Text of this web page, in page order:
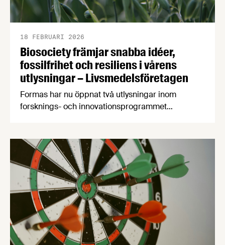
Biosociety främjar snabba idéer,
fossilfrihet och resiliens i vårens
utlysningar – Livsmedelsföretagen
18 FEBRUARI 2026
Formas har nu öppnat två utlysningar inom
forsknings- och innovationsprogrammet
biobaserade lösningar. Den andra är en större
utlysning för projekt som vill stärka fossilfrihet eller
resiliens inom bioekonomins primärproduktion
eller efterföljande industriprocesser.